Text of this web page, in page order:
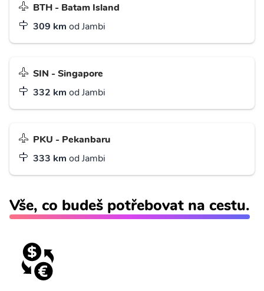
BTH - Batam Island
309 km od Jambi
SIN - Singapore
332 km od Jambi
PKU - Pekanbaru
333 km od Jambi
Vše, co budeš potřebovat na cestu.